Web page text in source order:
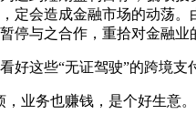
会造成金融市场的动荡
停与之合作，重拾对金融业
这些“无证驾驶”的跨境支
务也赚钱，是个好生意。